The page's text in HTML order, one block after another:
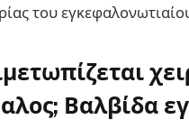
του
Βαλβίδα